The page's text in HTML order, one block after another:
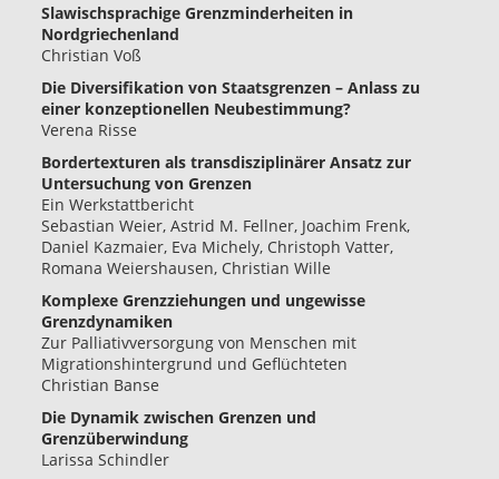
Slawischsprachige Grenzminderheiten in
Nordgriechenland
Christian Voß
Die Diversifikation von Staatsgrenzen – Anlass zu
einer konzeptionellen Neubestimmung?
Verena Risse
Bordertexturen als transdisziplinärer Ansatz zur
Untersuchung von Grenzen
Ein Werkstattbericht
Sebastian Weier, Astrid M. Fellner, Joachim Frenk,
Daniel Kazmaier, Eva Michely, Christoph Vatter,
Romana Weiershausen, Christian Wille
Komplexe Grenzziehungen und ungewisse
Grenzdynamiken
Zur Palliativversorgung von Menschen mit
Migrationshintergrund und Geflüchteten
Christian Banse
Die Dynamik zwischen Grenzen und
Grenzüberwindung
Larissa Schindler